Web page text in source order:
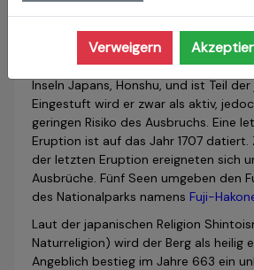
Der Fujisan, kurz Fuji, im deutschen
Fujiyama, ist ein 3776 Meter hoher
höchste Berg Japans. Er befindet
Inseln Japans, Honshu, und ist Teil
Eingestuft wird er zwar als aktiv,
geringen Risiko des Ausbruchs. Eine
Eruption ist auf das Jahr 1707 datiert.
der letzten Eruption ereigneten sich
Ausbrüche. Fünf Seen umgeben den
des Nationalparks namens Fuji-
Laut der japanischen Religion
Naturreligion) wird der Berg als heilig
Angeblich bestieg im Jahre 663 ein
Verweigern